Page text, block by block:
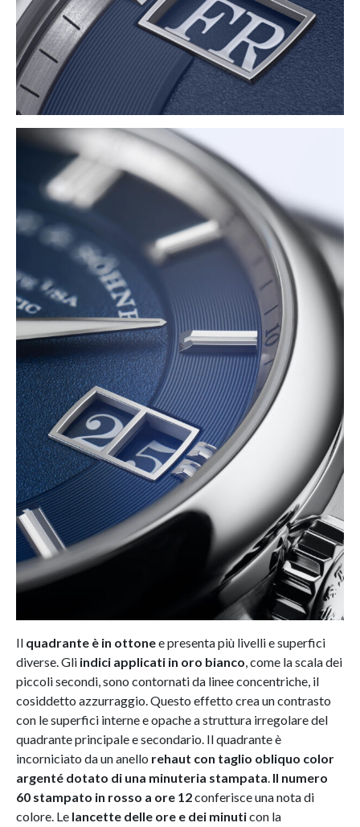
Il quadrante è in ottonee presenta più livelli e superfici
diverse. Gli indici applicati in oro bianco, come la scala dei
piccoli secondi, sono contornati da linee concentriche, il
cosiddetto azzurraggio. Questo effetto crea un contrasto
con le superfici interne e opache a struttura irregolare del
quadrante principale e secondario. Il quadrante è
incorniciato da un anello rehaut con taglio obliquo color
argenté dotato di una minuteria stampata. Il numero
60 stampato in rosso a ore 12conferisce una nota di
colore. Le lancette delle ore e dei minuticon la